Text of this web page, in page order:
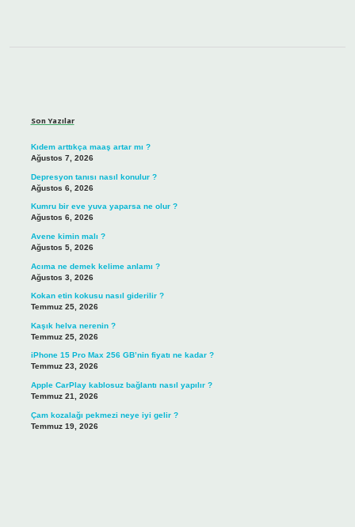
Son Yazılar
Kıdem arttıkça maaş artar mı ?
Ağustos 7, 2026
Depresyon tanısı nasıl konulur ?
Ağustos 6, 2026
Kumru bir eve yuva yaparsa ne olur ?
Ağustos 6, 2026
Avene kimin malı ?
Ağustos 5, 2026
Acıma ne demek kelime anlamı ?
Ağustos 3, 2026
Kokan etin kokusu nasıl giderilir ?
Temmuz 25, 2026
Kaşık helva nerenin ?
Temmuz 25, 2026
iPhone 15 Pro Max 256 GB’nin fiyatı ne kadar ?
Temmuz 23, 2026
Apple CarPlay kablosuz bağlantı nasıl yapılır ?
Temmuz 21, 2026
Çam kozalağı pekmezi neye iyi gelir ?
Temmuz 19, 2026